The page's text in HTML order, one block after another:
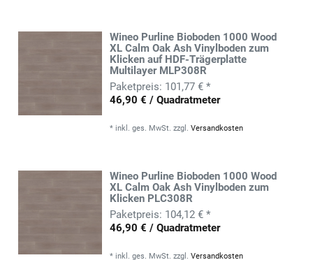
Wineo Purline Bioboden 1000 Wood
XL Calm Oak Ash Vinylboden zum
Klicken auf HDF-Trägerplatte
Multilayer MLP308R
101,77 € *
46,90 € / Quadratmeter
* inkl. ges. MwSt. zzgl.Versandkosten
Wineo Purline Bioboden 1000 Wood
XL Calm Oak Ash Vinylboden zum
Klicken PLC308R
104,12 € *
46,90 € / Quadratmeter
* inkl. ges. MwSt. zzgl.Versandkosten